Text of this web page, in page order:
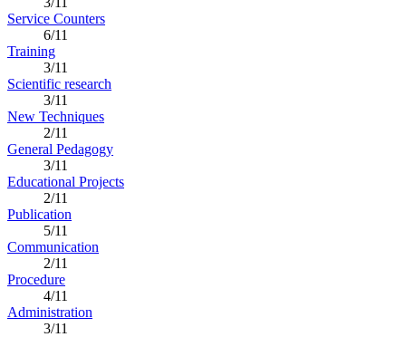
Service Counters
6/11
Training
3/11
Scientific research
3/11
New Techniques
2/11
General Pedagogy
3/11
Educational Projects
2/11
Publication
5/11
Communication
2/11
Procedure
4/11
Administration
3/11